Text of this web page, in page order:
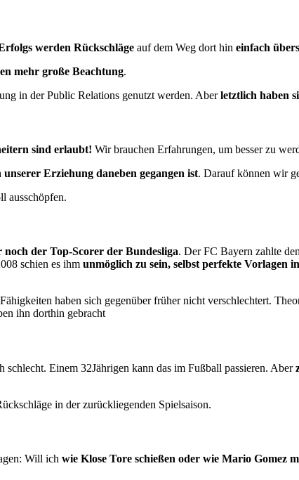
werden Rückschläge auf dem Weg dort hin einfach
mehr große Beachtung.
in der Public Relations genutzt werden. Aberletztlich haben
sind erlaubt! Wir brauchen Erfahrungen, um besser zu
unserer Erziehung daneben gegangen ist. Darauf können wir
ausschöpfen.
der Top-Scorer der Bundesliga. Der FC Bayern zahlte
schien es ihm unmöglich zu sein, selbst perfekte Vorlagen
haben sich gegenüber früher nicht verschlechtert.
ihn dorthin gebracht
schlecht. Einem 32Jährigen kann das im Fußball passieren. Aber
in der zurückliegenden Spielsaison.
Will ich wie Klose Tore schießen oder wie Mario Gomez